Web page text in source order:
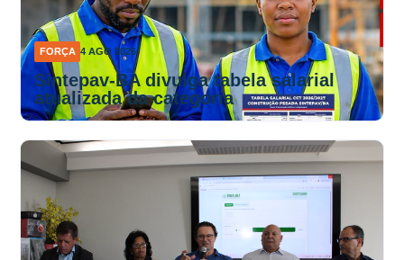
FORÇA 4 AGO 2026
Sintepav-BA divulga tabela salarial
atualizada da categoria